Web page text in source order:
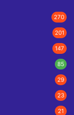
270
201
147
85
29
23
21